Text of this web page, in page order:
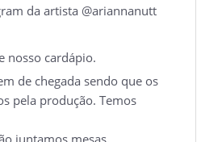
da artista @ariannanutt
nosso cardápio.
de chegada sendo que os
pela produção. Temos
juntamos mesas.